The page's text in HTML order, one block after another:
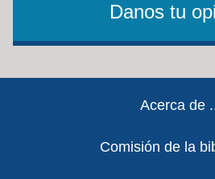
Danos tu
Acerca de
Comisión de la